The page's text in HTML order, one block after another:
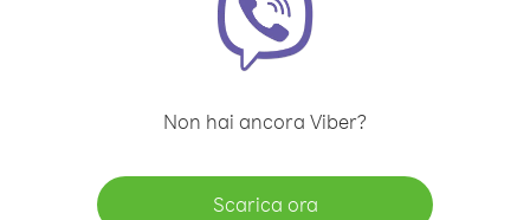
Non hai ancora Viber?
Scarica ora